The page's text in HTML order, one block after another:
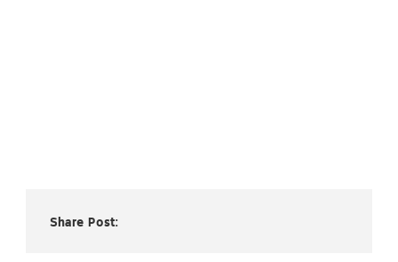
Share Post: